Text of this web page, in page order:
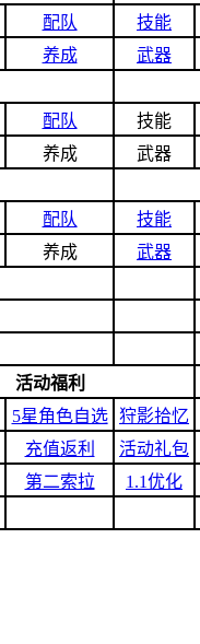
配队 技能
养成 武器
配队 技能
养成 武器
配队 技能
养成 武器
活动福利
5星角色自选 狩影拾忆
充值返利 活动礼包
第二索拉 1.1优化